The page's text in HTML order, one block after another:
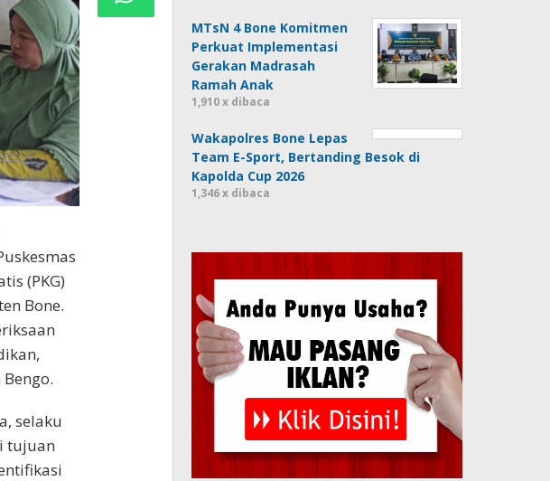
(PKG)
Bone.
selaku
tujuan
MTsN 4 Bone Komitmen
Perkuat Implementasi
Gerakan Madrasah
Ramah Anak
1,910 x dibaca
Wakapolres Bone Lepas
Team E-Sport, Bertanding Besok di
Kapolda Cup 2026
1,346 x dibaca